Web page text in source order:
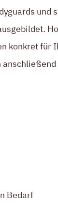
und
konkret für
Bedarf